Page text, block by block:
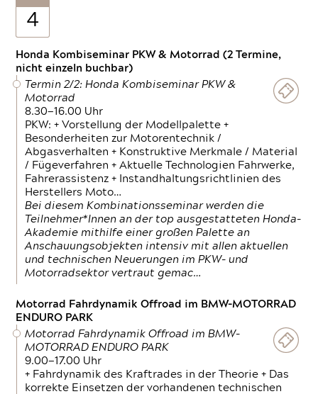
4
Honda Kombiseminar PKW & Motorrad (2 Termine,
nicht einzeln buchbar)
Termin 2/2: Honda Kombiseminar PKW &
Motorrad
8.30—16.00 Uhr
PKW: + Vorstellung der Modellpalette +
Besonderheiten zur Motorentechnik /
Abgasverhalten + Konstruktive Merkmale / Material
/ Fügeverfahren + Aktuelle Technologien Fahrwerke,
Fahrerassistenz + Instandhaltungsrichtlinien des
Herstellers Moto…
Bei diesem Kombinationsseminar werden die
Teilnehmer*Innen an der top ausgestatteten Honda-
Akademie mithilfe einer großen Palette an
Anschauungsobjekten intensiv mit allen aktuellen
und technischen Neuerungen im PKW- und
Motorradsektor vertraut gemac…
Motorrad Fahrdynamik Offroad im BMW-MOTORRAD
ENDURO PARK
Motorrad Fahrdynamik Offroad im BMW-
MOTORRAD ENDURO PARK
9.00—17.00 Uhr
+ Fahrdynamik des Kraftrades in der Theorie + Das
korrekte Einsetzen der vorhandenen technischen